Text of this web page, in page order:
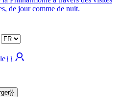
de jour comme de nuit.